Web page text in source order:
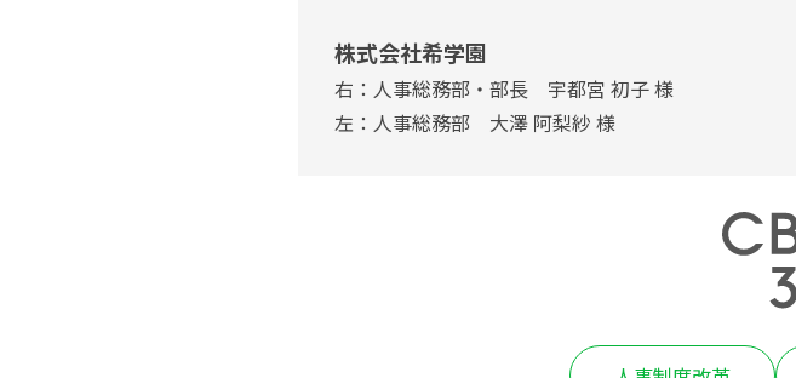
株式会社希学園
右：人事総務部・部長 宇都宮 初子 様
左：人事総務部 大澤 阿梨紗 様